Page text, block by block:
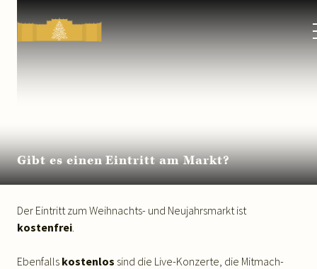
Kultur-
&
Gibt es einen Eintritt am Markt?
Der Eintritt zum Weihnachts- und Neujahrsmarkt ist
kostenfrei.
Ebenfalls kostenlos sind die Live-Konzerte, die Mitmach-